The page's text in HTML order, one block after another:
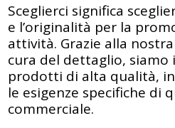
Sceglierci significa
e l’originalità per la
attività. Grazie alla
cura del dettaglio, siamo
prodotti di alta qualità,
le esigenze specifiche di
commerciale.